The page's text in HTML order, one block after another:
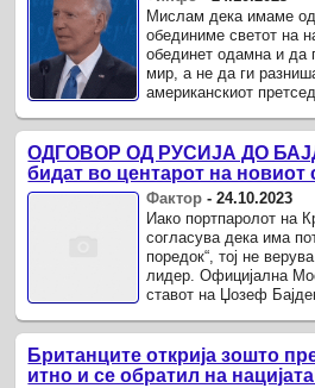
Мислам дека имаме
обединиме светот на
обединет одамна и да
мир, а не да ги
американскиот
ОДГОВОР ОД РУСИЈА ДО
бидат во центарот на новиот
Фактор -24.10.2023
Иако портпаролот на
согласува дека има
поредок“, тој не
лидер. Официјална
ставот на Џозеф
Британците открија зошто
итно и се обратил на